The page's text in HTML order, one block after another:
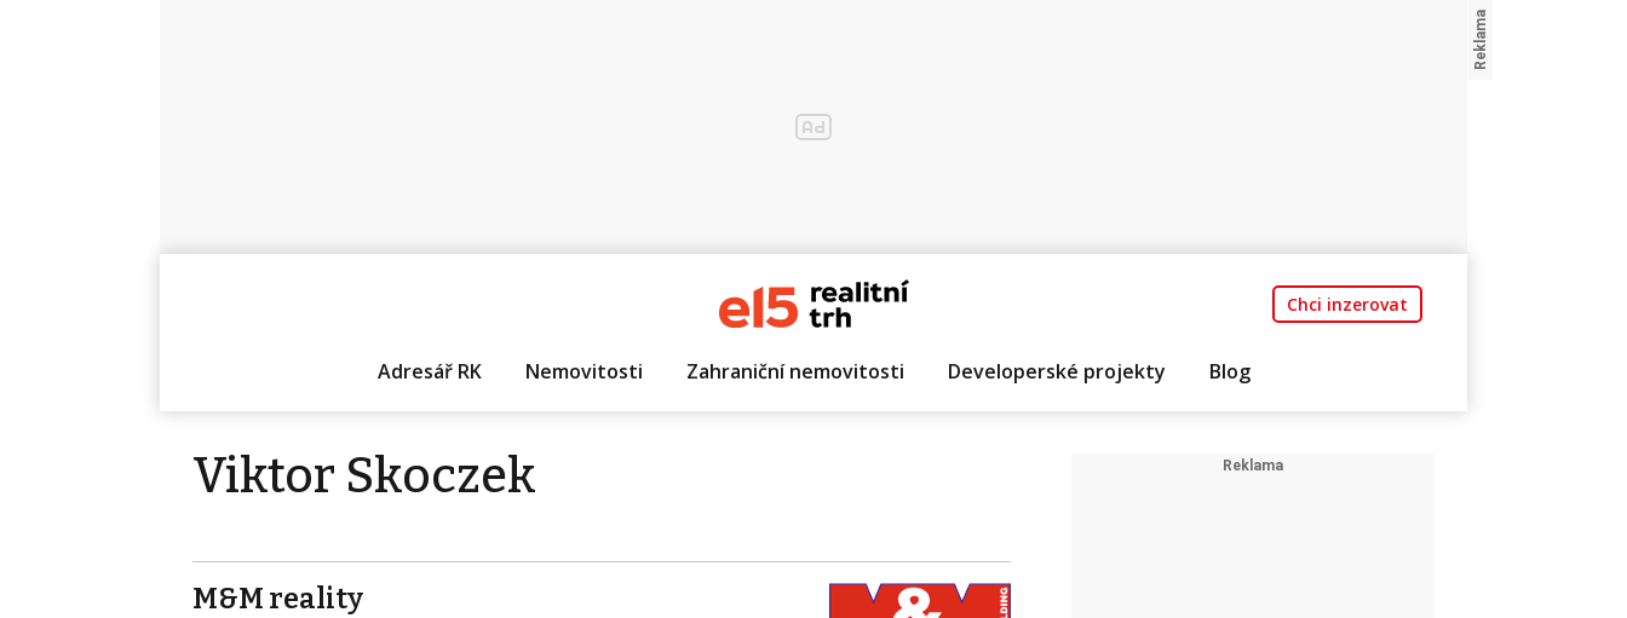
Chci inzerovat
Adresář RK Nemovitosti Zahraniční nemovitosti Developerské projekty Blog
Viktor Skoczek
M&M reality